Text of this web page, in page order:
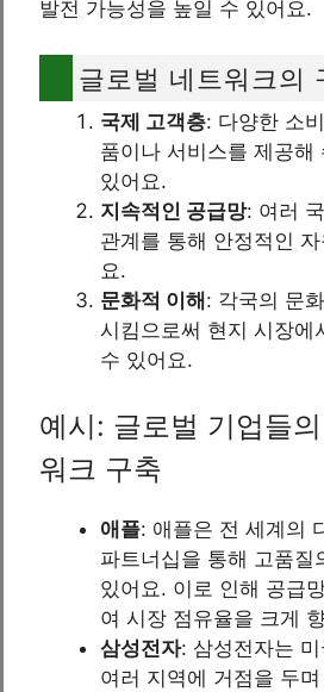
발전 가능성을 높일 수 있어요.
글로벌 네트워크의
국제 고객층: 다양한 소
품이나 서비스를 제공해
있어요.
지속적인 공급망: 여러
관계를 통해 안정적인
요.
문화적 이해: 각국의 문
시킴으로써 현지 시장에
수 있어요.
예시: 글로벌 기업들
워크 구축
애플: 애플은 전 세계의
파트너십을 통해 고품질
있어요. 이로 인해 공급
여 시장 점유율을 크게
삼성전자: 삼성전자는
여러 지역에 거점을 두